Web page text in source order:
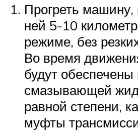
Прогреть машину,
ней 5-10
режиме, без
Во время
будут обеспечены
смазывающей
равной степени,
муфты